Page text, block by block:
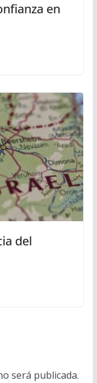
en
del
será publicada.